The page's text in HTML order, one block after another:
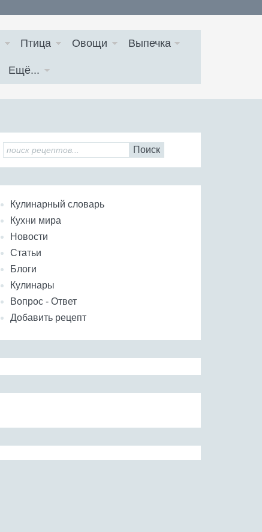
Птица Овощи Выпечка
Ещё...
Поиск
Кулинарный словарь
Кухни мира
Новости
Статьи
Блоги
Кулинары
Вопрос - Ответ
Добавить рецепт